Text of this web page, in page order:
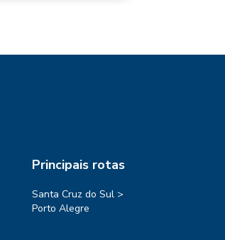
Principais rotas
Santa Cruz do Sul >
Porto Alegre